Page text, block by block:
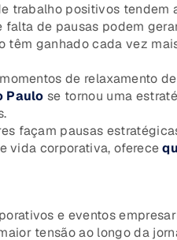
trabalho positivos tendem
de pausas podem
ganhado cada vez
de relaxamento
Paulo se tornou uma
façam pausas
vida corporativa, oferece
e eventos
tensão ao longo da